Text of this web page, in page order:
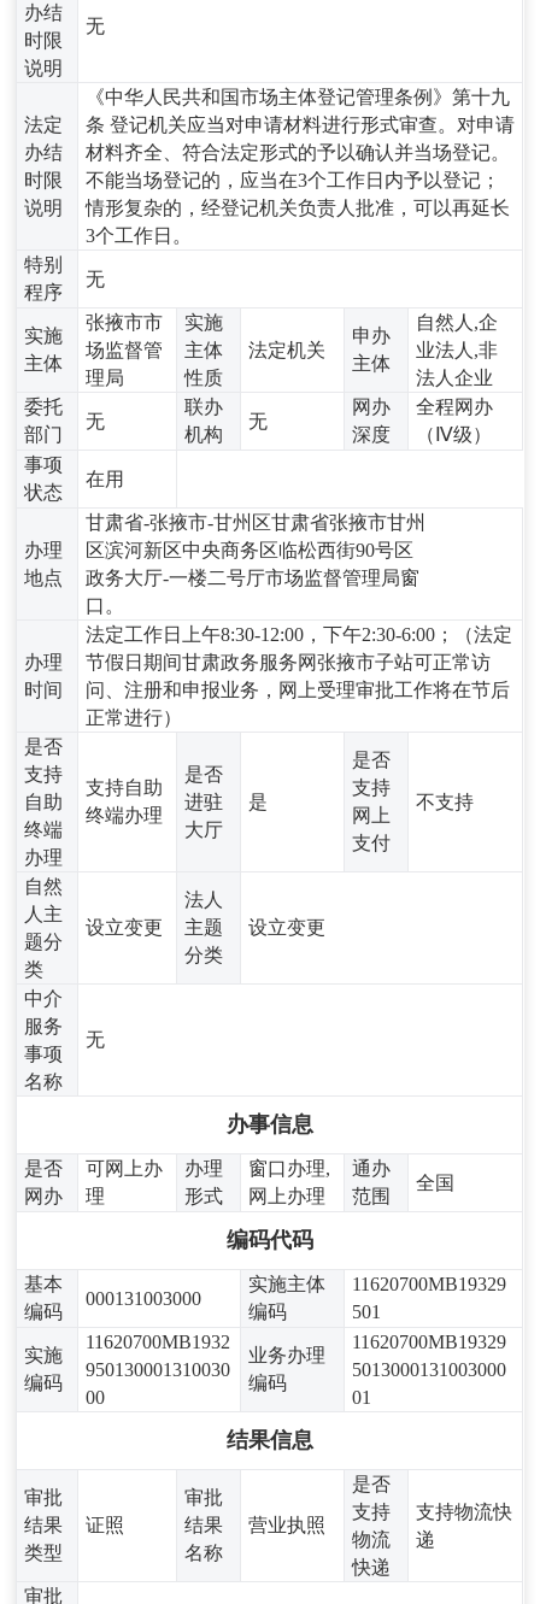
办结
时限
说明
无
法定
办结
时限
说明
《中华人民共和国市场主体登记管理条例》第十九
条 登记机关应当对申请材料进行形式审查。对申请
材料齐全、符合法定形式的予以确认并当场登记。
不能当场登记的，应当在3个工作日内予以登记；
情形复杂的，经登记机关负责人批准，可以再延长
3个工作日。
特别
程序
无
实施
主体
张掖市市
场监督管
理局
实施
主体
性质
法定机关
申办
主体
自然人,企
业法人,非
法人企业
委托
部门
无
联办
机构
无
网办
深度
全程网办
（Ⅳ级）
事项
状态
在用
办理
地点
甘肃省-张掖市-甘州区甘肃省张掖市甘州
区滨河新区中央商务区临松西街90号区
政务大厅-一楼二号厅市场监督管理局窗
口。
办理
时间
法定工作日上午8:30-12:00，下午2:30-6:00；（法定
节假日期间甘肃政务服务网张掖市子站可正常访
问、注册和申报业务，网上受理审批工作将在节后
正常进行）
是否
支持
自助
终端
办理
支持自助
终端办理
是否
进驻
大厅
是
是否
支持
网上
支付
不支持
自然
人主
题分
类
设立变更
法人
主题
分类
设立变更
中介
服务
事项
名称
无
办事信息
是否
网办
可网上办
理
办理
形式
窗口办理,
网上办理
通办
范围
全国
编码代码
基本
编码
000131003000
实施主体
编码
11620700MB19329
501
实施
编码
11620700MB1932
950130001310030
00
业务办理
编码
11620700MB19329
5013000131003000
01
结果信息
审批
结果
类型
证照
审批
结果
名称
营业执照
是否
支持
物流
快递
支持物流快
递
审批